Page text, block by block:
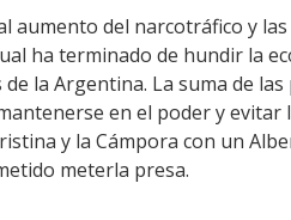
aumento del narcotráfico y
ha terminado de hundir la
la Argentina. La suma de
en el poder y
y la Cámpora con un
meterla presa.